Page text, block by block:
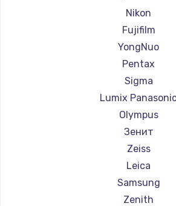
Ремонт фотоаппаратов
Nikon
Fujifilm
YongNuo
Pentax
Sigma
Lumix
Olympus
Зенит
Zeiss
Leica
Samsung
Zenith